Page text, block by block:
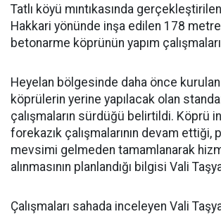
Tatlı köyü mıntıkasında
Hakkari yönünde inşa edilen 178
betonarme köprünün yapım çalışmaları
Heyelan bölgesinde daha önce kurulan
köprülerin yerine yapılacak olan
çalışmaların sürdüğü belirtildi. Köprü
forekazık çalışmalarının devam ettiği,
mevsimi gelmeden tamamlanarak
alınmasının planlandığı bilgisi Vali
Çalışmaları sahada inceleyen Vali